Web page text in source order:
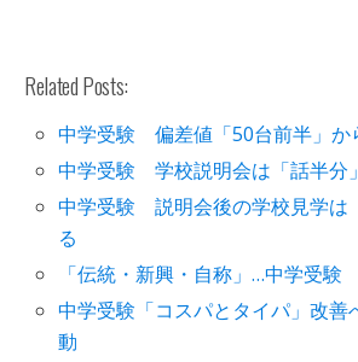
Related Posts:
中学受験 偏差値「50台前半」か
中学受験 学校説明会は「話半分
中学受験 説明会後の学校見学は
る
「伝統・新興・自称」…中学受
中学受験「コスパとタイパ」改善
動